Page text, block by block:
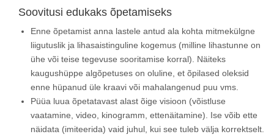
Soovitusi edukaks õpetamiseks
Enne õpetamist anna lastele antud ala kohta mitmekülgne
liigutuslik ja lihasaistinguline kogemus (milline lihastunne on
ühe või teise tegevuse sooritamise korral). Näiteks
kaugushüppe algõpetuses on oluline, et õpilased oleksid
enne hüpanud üle kraavi või mahalangenud puu vms.
Püüa luua õpetatavast alast õige visioon (võistluse
vaatamine, video, kinogramm, ettenäitamine). Ise võib ette
näidata (imiteerida) vaid juhul, kui see tuleb välja korrektselt.